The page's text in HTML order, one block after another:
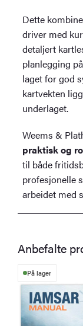
Dette
driver med
detaljert
planlegging
laget for god
kartvekten
underlaget.
Weems &
praktisk og
til både
profesjonelle
arbeidet med
Anbefalte
På lager